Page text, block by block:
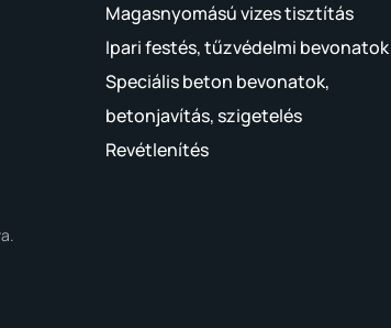
Magasnyomású vizes tisztítás
Ipari festés, tűzvédelmi bevonatok
Speciális beton bevonatok,
betonjavítás, szigetelés
Revétlenítés